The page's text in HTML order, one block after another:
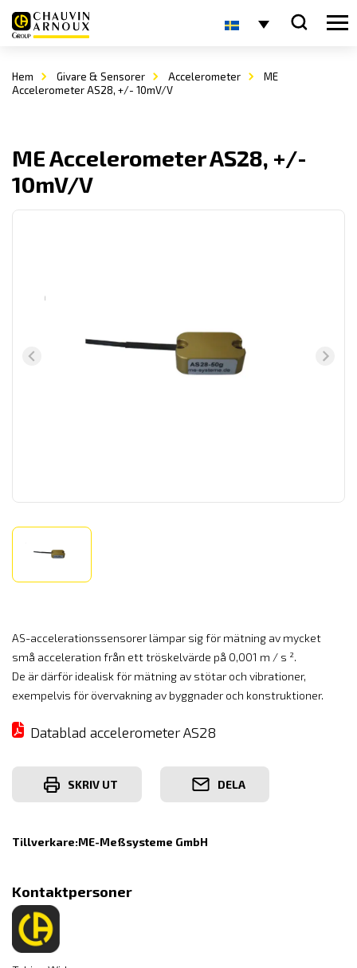
Hem Givare & Sensorer Accelerometer
ME
Accelerometer AS28, +/- 10mV/V
ME Accelerometer AS28, +/-
10mV/V
AS-accelerationssensorer lämpar sig för mätning av mycket
små acceleration från ett tröskelvärde på 0,001 m / s ².
De är därför idealisk för mätning av stötar och vibrationer,
exempelvis för övervakning av byggnader och konstruktioner.
Datablad accelerometer AS28
SKRIV UT DELA
Tillverkare:ME-Meßsysteme GmbH
Kontaktpersoner